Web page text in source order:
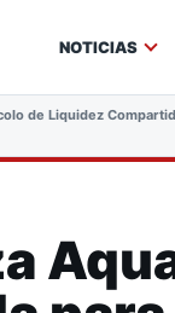
NOTICIAS
de Liquidez